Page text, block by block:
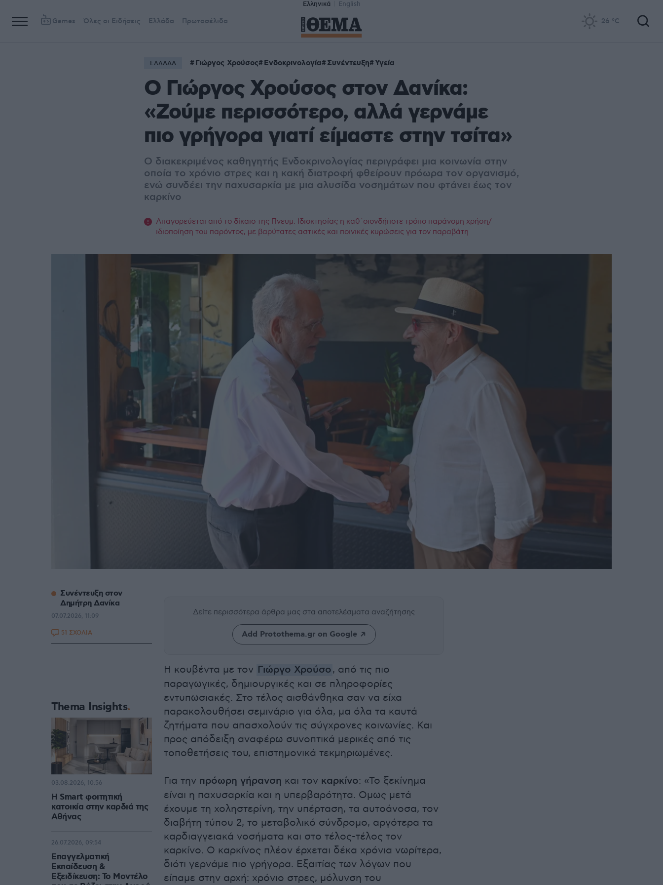
Ελληνικά English
Games Όλες οι Ειδήσεις Ελλάδα Πρωτοσέλιδα 26 °C
ΕΛΛΑΔΑ Γιώργος Χρούσος Ενδοκρινολογία Συνέντευξη Υγεία
Ο Γιώργος Χρούσος στον Δανίκα:
«Ζούμε περισσότερο, αλλά γερνάμε
πιο γρήγορα γιατί είμαστε στην τσίτα»
Ο διακεκριμένος καθηγητής Ενδοκρινολογίας περιγράφει μια κοινωνία στην
οποία το χρόνιο στρες και η κακή διατροφή φθείρουν πρόωρα τον οργανισμό,
ενώ συνδέει την παχυσαρκία με μια αλυσίδα νοσημάτων που φτάνει έως τον
καρκίνο
Απαγορεύεται από το δίκαιο της Πνευμ. Ιδιοκτησίας η καθ΄οιονδήποτε τρόπο παράνομη χρήση/
ιδιοποίηση του παρόντος, με βαρύτατες αστικές και ποινικές κυρώσεις για τον παραβάτη
Δείτε περισσότερα άρθρα μας στα αποτελέσματα αναζήτησης
Add Protothema.gr on Google
Η κουβέντα με τον Γιώργο Χρούσο, από τις πιο
παραγωγικές, δημιουργικές και σε πληροφορίες
εντυπωσιακές. Στο τέλος αισθάνθηκα σαν να είχα
παρακολουθήσει σεμινάριο για όλα, μα όλα τα καυτά
ζητήματα που απασχολούν τις σύγχρονες κοινωνίες. Και
προς απόδειξη αναφέρω συνοπτικά μερικές από τις
τοποθετήσεις του, επιστημονικά τεκμηριωμένες.
Για την πρόωρη γήρανση και τον καρκίνο: «Το ξεκίνημα
είναι η παχυσαρκία και η υπερβαρότητα. Ομως μετά
έχουμε τη χοληστερίνη, την υπέρταση, τα αυτοάνοσα, τον
διαβήτη τύπου 2, το μεταβολικό σύνδρομο, αργότερα τα
καρδιαγγειακά νοσήματα και στο τέλος-τέλος τον
καρκίνο. Ο καρκίνος πλέον έρχεται δέκα χρόνια νωρίτερα,
διότι γερνάμε πιο γρήγορα. Εξαιτίας των λόγων που
είπαμε στην αρχή: χρόνιο στρες, μόλυνση του
Συνέντευξη στον
Δημήτρη Δανίκα
07.07.2026, 11:09
51 ΣΧΟΛΙΑ
Thema Insights
Η Smart φοιτητική
κατοικία στην καρδιά της
Αθήνας
03.08.2026, 10:56
Επαγγελματική
Εκπαίδευση &
Εξειδίκευση: Το Mοντέλο
26.07.2026, 09:54